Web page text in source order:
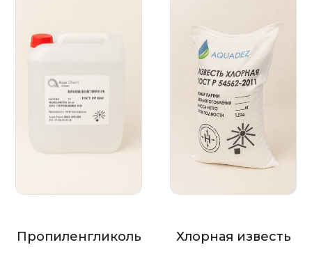
Пропиленгликоль Хлорная известь